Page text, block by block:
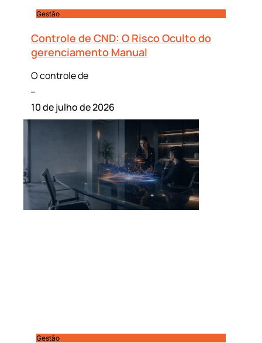
Gestão
Controle de CND: O Risco Oculto do
gerenciamento Manual
O controle de
10 de julho de 2026
Gestão